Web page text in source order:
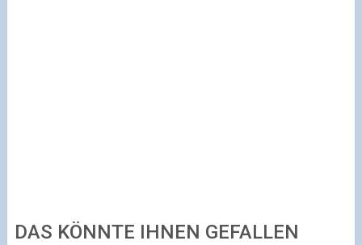
DAS KÖNNTE IHNEN GEFALLEN